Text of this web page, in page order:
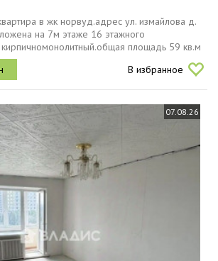
в жк норвуд.адрес ул. измайлова д.
на 7м этаже 16 этажного
площадь 59 кв.м
17 кв.мквартира с шикарным,
В избранное
07.08.26